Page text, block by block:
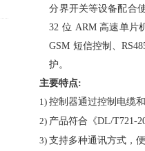
分界开关等设备配合
32 位 ARM 高速单片
GSM 短信控制、
护。
主要特点:
1) 控制器通过控制电缆
2) 产品符合《DL/T721-
3) 支持多种通讯方式，